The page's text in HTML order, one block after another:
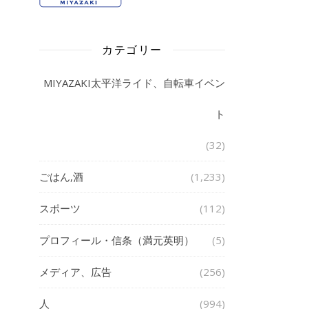
カテゴリー
MIYAZAKI太平洋ライド、自転車イベン
ト
(32)
ごはん,酒 (1,233)
スポーツ (112)
プロフィール・信条（満元英明） (5)
メディア、広告 (256)
人 (994)